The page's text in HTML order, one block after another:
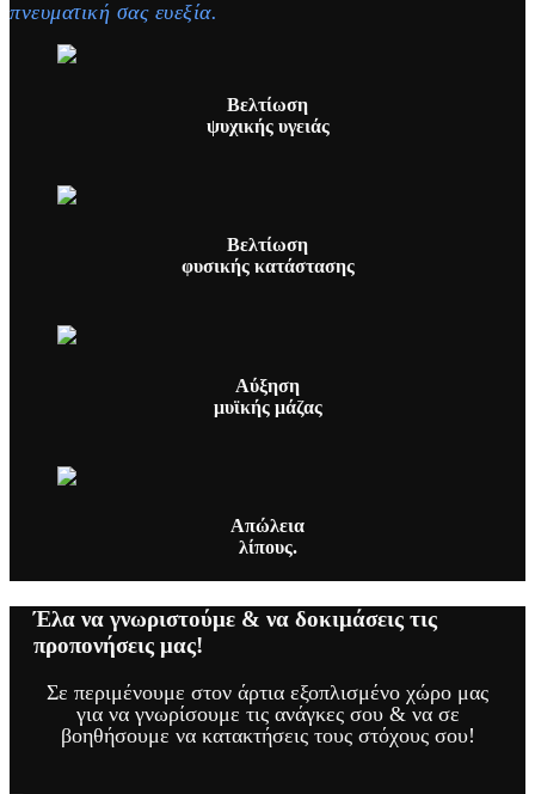
πνευματική σας ευεξία.
Βελτίωση
ψυχικής υγειάς
Βελτίωση
φυσικής κατάστασης
Αύξηση
μυϊκής μάζας
Απώλεια
λίπους.
Έλα να γνωριστούμε & να δοκιμάσεις τις
προπονήσεις μας!
Σε περιμένουμε στον άρτια εξοπλισμένο χώρο μας
για να γνωρίσουμε τις ανάγκες σου & να σε
βοηθήσουμε να κατακτήσεις τους στόχους σου!